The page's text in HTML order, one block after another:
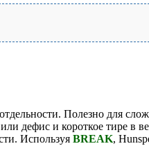
Полезно для
дефис и короткое тире в
Используя BREAK,